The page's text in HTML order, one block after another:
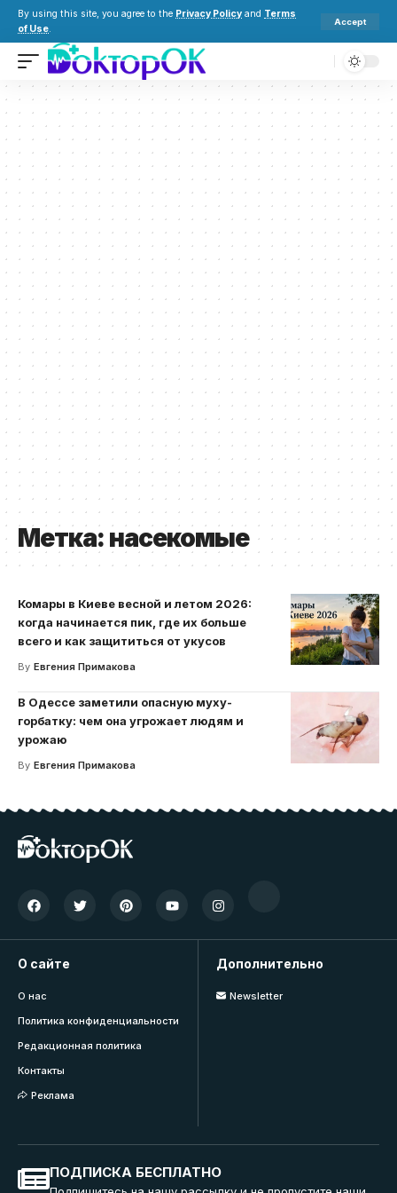
By using this site, you agree to the Privacy Policy and Terms
of Use.
Accept
Метка: насекомые
Комары в Киеве весной и летом 2026:
когда начинается пик, где их больше
всего и как защититься от укусов
By Евгения Примакова
В Одессе заметили опасную муху-
горбатку: чем она угрожает людям и
урожаю
By Евгения Примакова
О сайте
О нас
Политика конфиденциальности
Редакционная политика
Контакты
Реклама
Дополнительно
Newsletter
ПОДПИСКА БЕСПЛАТНО